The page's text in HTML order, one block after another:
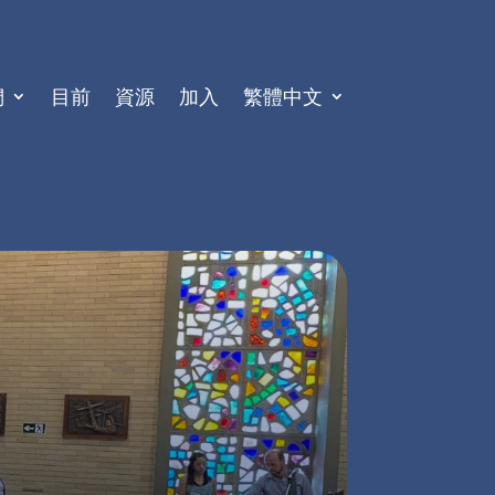
目前 資源 加入 繁體中文